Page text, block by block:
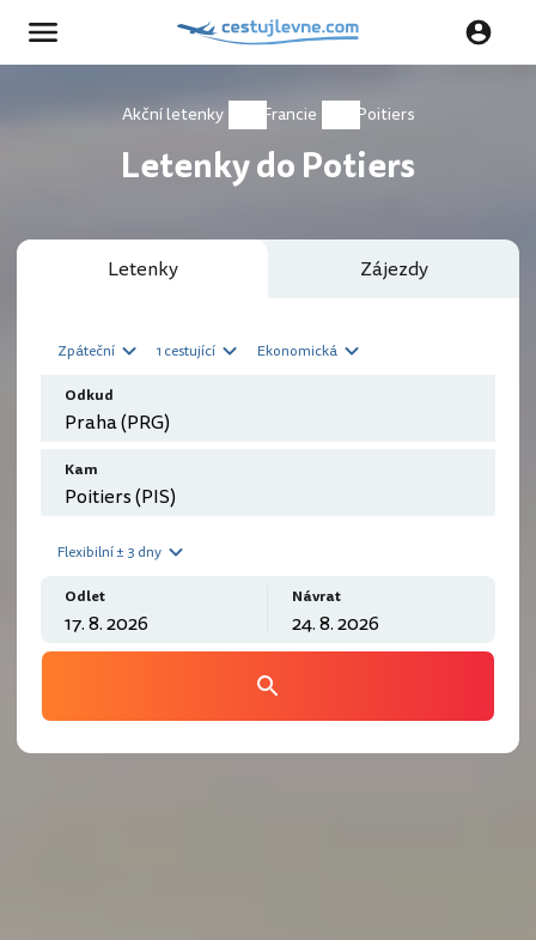
Akční letenky Francie Poitiers
Letenky do Potiers
Letenky Zájezdy
Zpáteční 1 cestující Ekonomická
Odkud
Kam
Flexibilní ± 3 dny
Odlet Návrat